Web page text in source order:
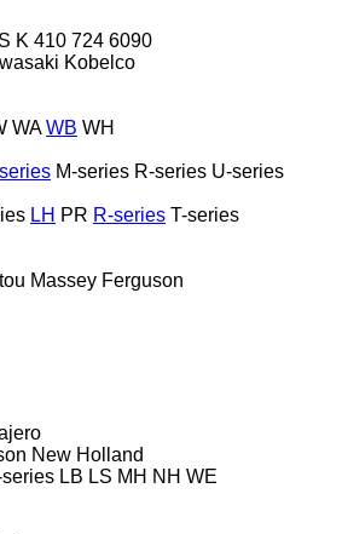
K 410 724 6090
Kobelco
WA WB WH
M-series R-series U-series
LH PR R-series T-series
Massey Ferguson
New Holland
series LB LS MH NH WE